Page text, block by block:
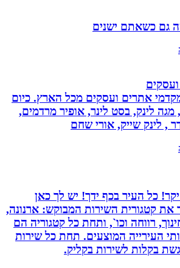
כשאתם ישנים
אתרים ועסקים מכל הארץ. כיום
לינק, בסט לינר, אופיר מרדמים,
שייק, אורי שחם
כל העיר בכף ידך! יש לך כאן
השירות המבוקש: ארנונה,
רווחה וכו`, ותחת כל קטגוריה הם
המוצעים. תחת כל שירות
לשירות בקליק.